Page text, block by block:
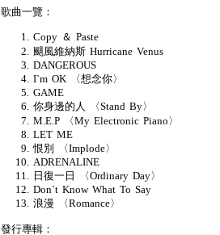
歌曲一覽：
Copy ＆ Paste
颶風維納斯 Hurricane Venus
DANGEROUS
I`m OK 〈想念你〉
GAME
你身邊的人 〈Stand By〉
M.E.P 〈My Electronic Piano〉
LET ME
恨別 〈Implode〉
ADRENALINE
日復一日 〈Ordinary Day〉
Don`t Know What To Say
浪漫 〈Romance〉
發行專輯：